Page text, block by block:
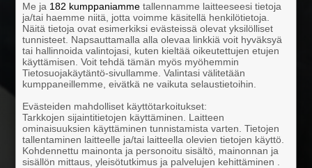
Me ja 182 kumppaniamme tallennamme laitteeseesi tietoja
ja/tai haemme niitä, jotta voimme käsitellä henkilötietoja.
Näitä tietoja ovat esimerkiksi evästeissä olevat yksilölliset
tunnisteet. Napsauttamalla alla olevaa linkkiä voit hyväksyä
tai hallinnoida valintojasi, kuten kieltää oikeutettujen etujen
käyttämisen. Voit tehdä tämän myös myöhemmin
Tietosuojakäytäntö-sivullamme. Valintasi välitetään
kumppaneillemme, eivätkä ne vaikuta selaustietoihin.
Evästeiden mahdolliset käyttötarkoitukset:
Tarkkojen sijaintitietojen käyttäminen. Laitteen
ominaisuuksien käyttäminen tunnistamista varten. Tietojen
tallentaminen laitteelle ja/tai laitteella olevien tietojen käyttö.
Kohdennettu mainonta ja personoitu sisältö, mainonnan ja
sisällön mittaus, yleisötutkimus ja palvelujen kehittäminen .